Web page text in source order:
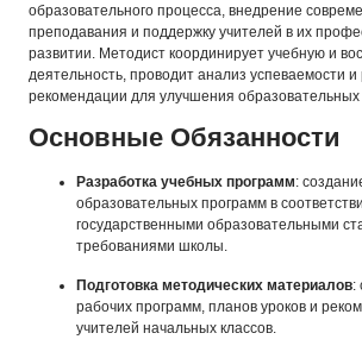
образовательного процесса, внедрение
преподавания и поддержку учителей в их
развитии. Методист координирует учебную и
деятельность, проводит анализ успеваемости
рекомендации для улучшения образовательных
Основные Обязанности
Разработка учебных программ:
образовательных программ в
государственными образовательными
требованиями школы.
Подготовка методических материалов:
рабочих программ, планов уроков и
учителей начальных классов.